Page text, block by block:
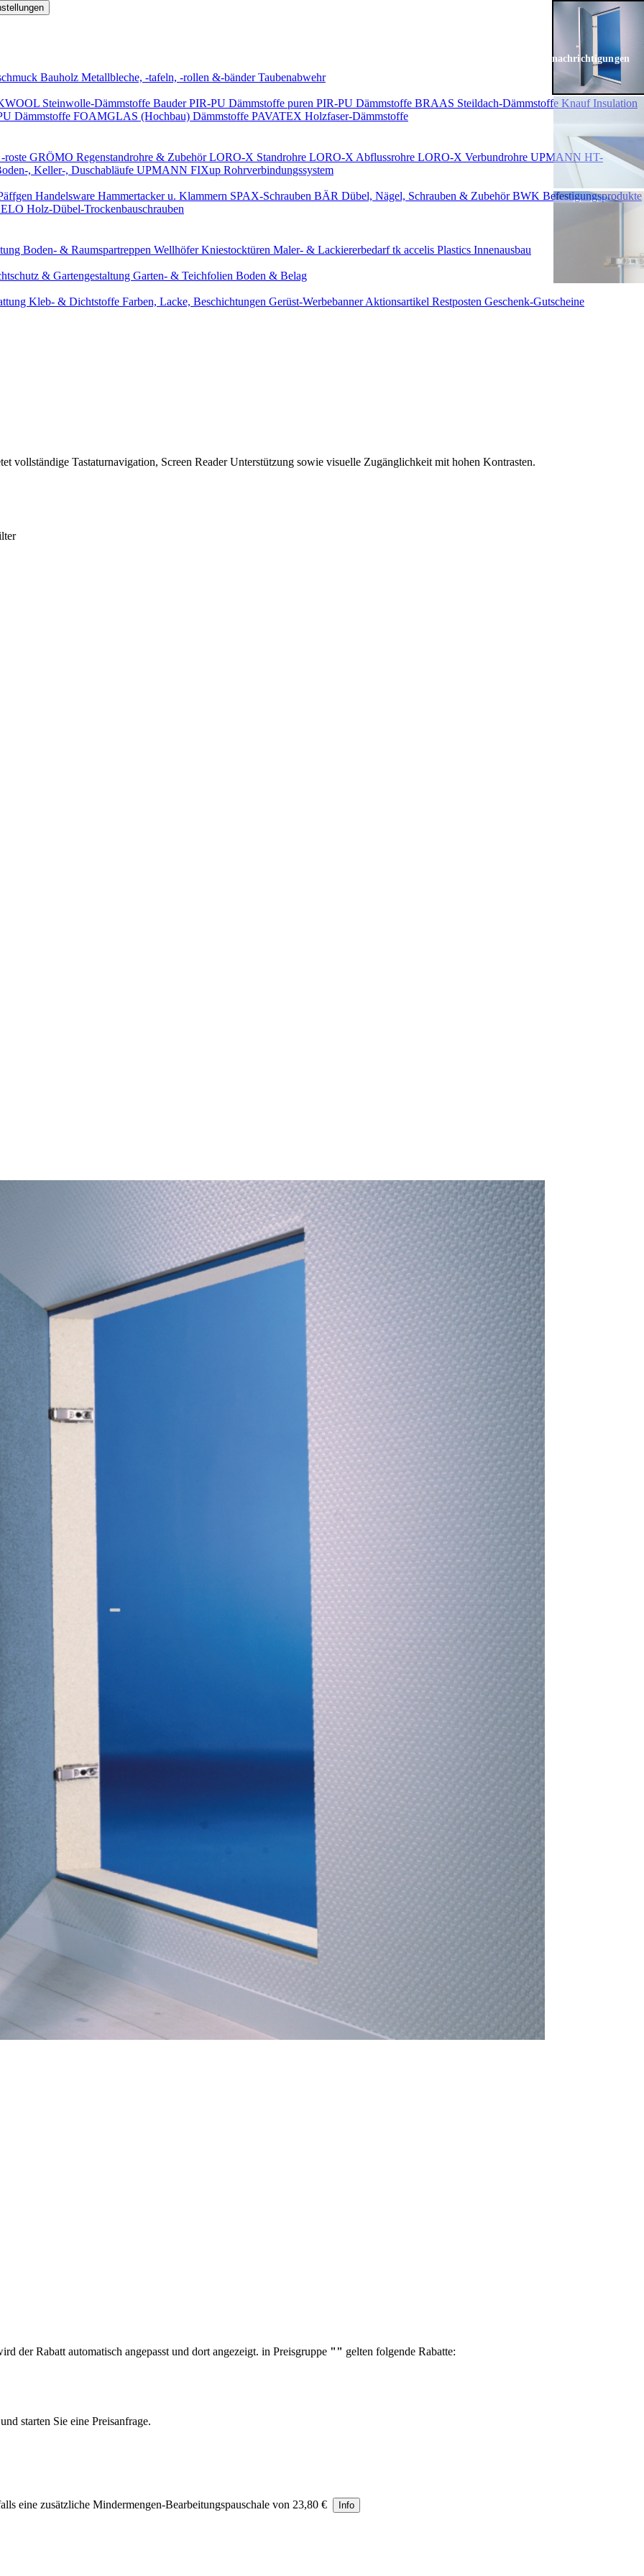
Bauholz Metallbleche, -tafeln, -rollen &-bänderTaubenabwehr
Steinwolle-Dämmstoffe Bauder PIR-PU Dämmstoffe puren PIR-PU Dämmstoffe BRAAS Steildach-Dämmstoffe Knauf Insulation
Dämmstoffe FOAMGLAS (Hochbau) Dämmstoffe PAVATEX Holzfaser-Dämmstoffe
roste GRÖMO Regenstandrohre & ZubehörLORO-X Standrohre LORO-X Abflussrohre LORO-X Verbundrohre UPMANN HT-
, Keller-, Duschabläufe UPMANN FIXup Rohrverbindungssystem
Handelsware Hammertacker u. Klammern SPAX-Schrauben BÄR Dübel, Nägel, Schrauben & ZubehörBWK Befestigungsprodukte
Holz-Dübel-Trockenbauschrauben
Boden- & Raumspartreppen Wellhöfer Kniestocktüren Maler- & Lackiererbedarftk accelis Plastics Innenausbau
& Gartengestaltung Garten- & Teichfolien Boden & Belag
Kleb- & Dichtstoffe Farben, Lacke, Beschichtungen Gerüst-WerbebannerAktionsartikel Restposten Geschenk-Gutscheine
vollständige Tastaturnavigation, Screen Reader Unterstützung sowie visuelle Zugänglichkeit mit hohen Kontrasten.
Bedienung ohne Maus zu ermöglichen.
ruhigere, fokussiertere Nutzererfahrung. Besonders hilfreich bei Vestibular-Störungen oder Konzentrationsschwierigkeiten.
ermöglicht eine Kniestocktüre.
praktisch.
alles ab - schneller und günstiger als Sie denken.
der Rabatt automatisch angepasst und dort angezeigt. in Preisgruppe "" gelten folgende Rabatte:
starten Sie eine Preisanfrage.
eine zusätzliche Mindermengen-Bearbeitungspauschale von 23,80 € Info
Keine Benachrichtigungen